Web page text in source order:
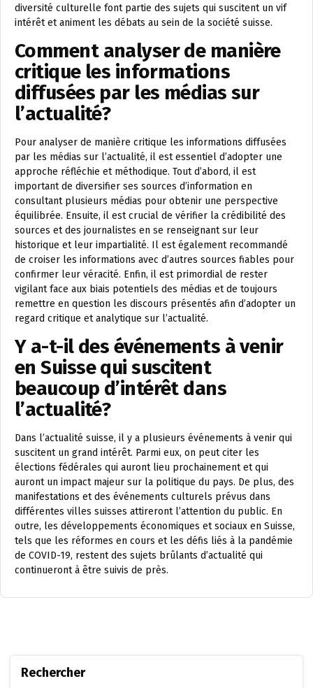
diversité culturelle font partie des sujets qui suscitent un vif
intérêt et animent les débats au sein de la société suisse.
Comment analyser de manière
critique les informations
diffusées par les médias sur
l’actualité?
Pour analyser de manière critique les informations diffusées
par les médias sur l’actualité, il est essentiel d’adopter une
approche réfléchie et méthodique. Tout d’abord, il est
important de diversifier ses sources d’information en
consultant plusieurs médias pour obtenir une perspective
équilibrée. Ensuite, il est crucial de vérifier la crédibilité des
sources et des journalistes en se renseignant sur leur
historique et leur impartialité. Il est également recommandé
de croiser les informations avec d’autres sources fiables pour
confirmer leur véracité. Enfin, il est primordial de rester
vigilant face aux biais potentiels des médias et de toujours
remettre en question les discours présentés afin d’adopter un
regard critique et analytique sur l’actualité.
Y a-t-il des événements à venir
en Suisse qui suscitent
beaucoup d’intérêt dans
l’actualité?
Dans l’actualité suisse, il y a plusieurs événements à venir qui
suscitent un grand intérêt. Parmi eux, on peut citer les
élections fédérales qui auront lieu prochainement et qui
auront un impact majeur sur la politique du pays. De plus, des
manifestations et des événements culturels prévus dans
différentes villes suisses attireront l’attention du public. En
outre, les développements économiques et sociaux en Suisse,
tels que les réformes en cours et les défis liés à la pandémie
de COVID-19, restent des sujets brûlants d’actualité qui
continueront à être suivis de près.
Rechercher